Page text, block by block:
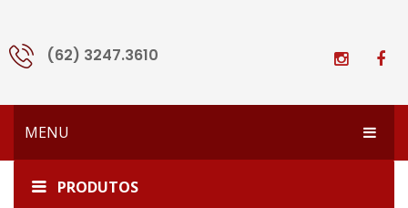
(62) 3247.3610
MENU
HOMEPRODUTOS
Home SU-069